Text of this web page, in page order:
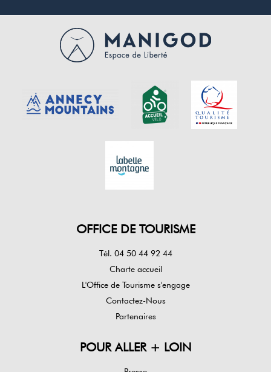
OFFICE DE TOURISME
Tél. 04 50 44 92 44
Charte accueil
L'Office de Tourisme s'engage
Contactez-Nous
Partenaires
POUR ALLER + LOIN